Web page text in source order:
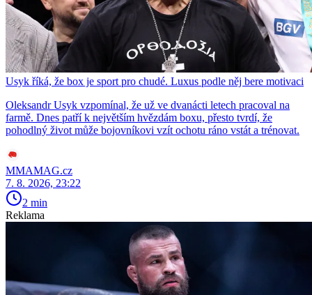
Usyk říká, že box je sport pro chudé. Luxus podle něj bere motivaci
Oleksandr Usyk vzpomínal, že už ve dvanácti letech pracoval na
farmě. Dnes patří k největším hvězdám boxu, přesto tvrdí, že
pohodlný život může bojovníkovi vzít ochotu ráno vstát a trénovat.
MMAMAG.cz
7. 8. 2026, 23:22
2 min
Reklama